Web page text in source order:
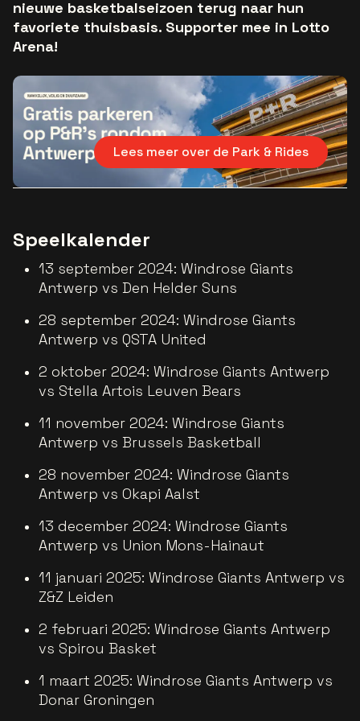
nieuwe basketbalseizoen terug naar hun
favoriete thuisbasis. Supporter mee in Lotto
Arena!
Lees meer over de Park & Rides
Speelkalender
13 september 2024: Windrose Giants
Antwerp vs Den Helder Suns
28 september 2024: Windrose Giants
Antwerp vs QSTA United
2 oktober 2024: Windrose Giants Antwerp
vs Stella Artois Leuven Bears
11 november 2024: Windrose Giants
Antwerp vs Brussels Basketball
28 november 2024: Windrose Giants
Antwerp vs Okapi Aalst
13 december 2024: Windrose Giants
Antwerp vs Union Mons-Hainaut
11 januari 2025: Windrose Giants Antwerp vs
Z&Z Leiden
2 februari 2025: Windrose Giants Antwerp
vs Spirou Basket
1 maart 2025: Windrose Giants Antwerp vs
Donar Groningen